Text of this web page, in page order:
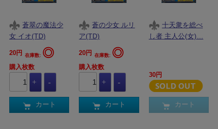
蒼翠の魔法少
女 イオ(TD)
20円 在庫数: ◎
購入枚数
カート
蒼の少女 ルリ
ア(TD)
20円 在庫数: ◎
購入枚数
カート
十天衆を総べ
し者 主人公(女)…
30円
カート